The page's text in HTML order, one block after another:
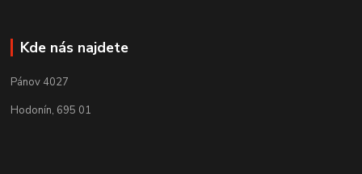
Kde nás najdete
Pánov 4027
Hodonín, 695 01